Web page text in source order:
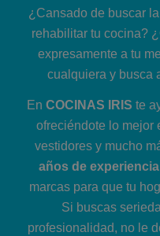
Solo
Nosotros la
¿Cansado de buscar
rehabilitar tu cocina?
expresamente a tu
cualquiera y busca
En COCINAS IRIS te
ofreciéndote lo mejor
vestidores y mucho
años de experiencia
marcas para que tu
Si buscas
profesionalidad, no le